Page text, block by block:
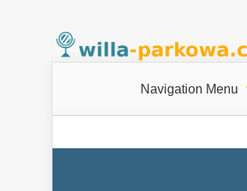
Navigation Menu